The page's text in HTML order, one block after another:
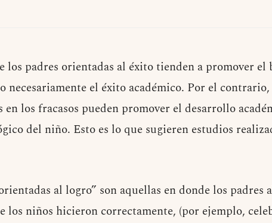
los padres orientadas al éxito tienden a promover
necesariamente el éxito académico. Por el contrario,
en los fracasos pueden promover el desarrollo
del niño. Esto es lo que sugieren estudios
al logro” son aquellas en donde los padres
los niños hicieron correctamente, (por ejemplo,